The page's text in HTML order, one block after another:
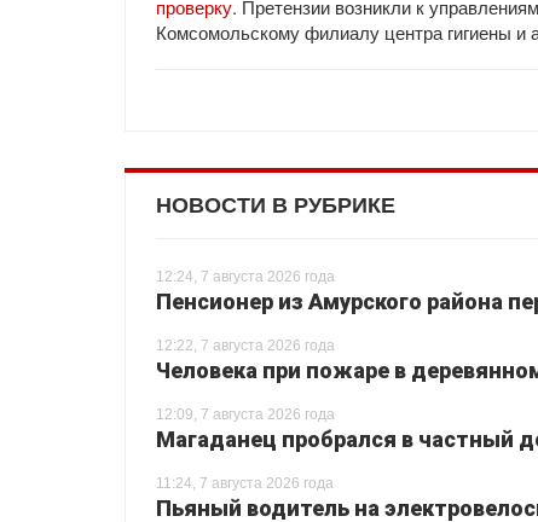
проверку. Претензии возникли к
Комсомольскому филиалу центра гигиены и
НОВОСТИ В РУБРИКЕ
12:24, 7 августа 2026 года
Пенсионер из Амурского района
12:22, 7 августа 2026 года
Человека при пожаре в
12:09, 7 августа 2026 года
Магаданец пробрался в частный
11:24, 7 августа 2026 года
Пьяный водитель на